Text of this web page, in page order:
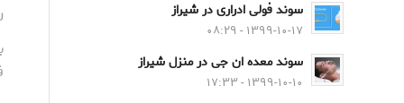
سوند فولی ادراری در شیراز
۱۳۹۹-۱۰-۱۷ - ۰۸:۲۹
سوند معده ان جی در منزل شیراز
۱۳۹۹-۱۰-۱۰ - ۱۷:۳۳